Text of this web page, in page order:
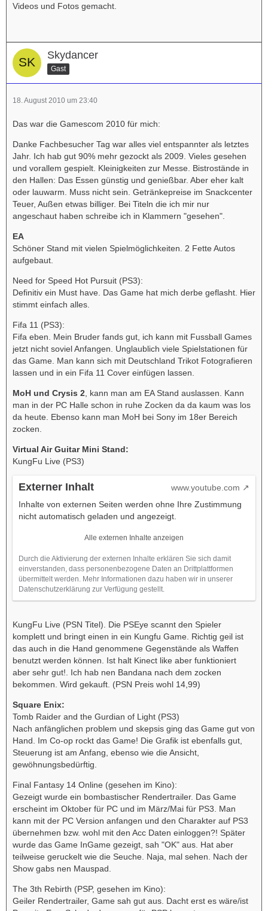
Videos und Fotos gemacht.
Skydancer
Gast
18. August 2010 um 23:40
Das war die Gamescom 2010 für mich:
Danke Fachbesucher Tag war alles viel entspannter als letztes
Jahr. Ich hab gut 90% mehr gezockt als 2009. Vieles gesehen
und vorallem gespielt. Kleinigkeiten zur Messe. Bistrostände in
den Hallen: Das Essen günstig und genießbar. Aber eher kalt
oder lauwarm. Muss nicht sein. Getränkepreise im Snackcenter
Teuer, Außen etwas billiger. Bei Titeln die ich mir nur
angeschaut haben schreibe ich in Klammern "gesehen".
EA
Schöner Stand mit vielen Spielmöglichkeiten. 2 Fette Autos
aufgebaut.
Need for Speed Hot Pursuit (PS3):
Definitiv ein Must have. Das Game hat mich derbe geflasht. Hier
stimmt einfach alles.
Fifa 11 (PS3):
Fifa eben. Mein Bruder fands gut, ich kann mit Fussball Games
jetzt nicht soviel Anfangen. Unglaublich viele Spielstationen für
das Game. Man kann sich mit Deutschland Trikot Fotografieren
lassen und in ein Fifa 11 Cover einfügen lassen.
MoH und Crysis 2 , kann man am EA Stand auslassen. Kann
man in der PC Halle schon in ruhe Zocken da da kaum was los
da heute. Ebenso kann man MoH bei Sony im 18er Bereich
zocken.
Virtual Air Guitar Mini Stand:
KungFu Live (PS3)
Externer Inhalt
www.youtube.com
Inhalte von externen Seiten werden ohne Ihre Zustimmung
nicht automatisch geladen und angezeigt.
Alle externen Inhalte anzeigen
Durch die Aktivierung der externen Inhalte erklären Sie sich damit
einverstanden, dass personenbezogene Daten an Drittplattformen
übermittelt werden. Mehr Informationen dazu haben wir in unserer
Datenschutzerklärung zur Verfügung gestellt.
KungFu Live (PSN Titel). Die PSEye scannt den Spieler
komplett und bringt einen in ein Kungfu Game. Richtig geil ist
das auch in die Hand genommene Gegenstände als Waffen
benutzt werden können. Ist halt Kinect like aber funktioniert
aber sehr gut!. Ich hab nen Bandana nach dem zocken
bekommen. Wird gekauft. (PSN Preis wohl 14,99)
Square Enix:
Tomb Raider and the Gurdian of Light (PS3)
Nach anfänglichen problem und skepsis ging das Game gut von
Hand. Im Co-op rockt das Game! Die Grafik ist ebenfalls gut,
Steuerung ist am Anfang, ebenso wie die Ansicht,
gewöhnungsbedürftig.
Final Fantasy 14 Online (gesehen im Kino):
Gezeigt wurde ein bombastischer Rendertrailer. Das Game
erscheint im Oktober für PC und im März/Mai für PS3. Man
kann mit der PC Version anfangen und den Charakter auf PS3
übernehmen bzw. wohl mit den Acc Daten einloggen?! Später
wurde das Game InGame gezeigt, sah "OK" aus. Hat aber
teilweise geruckelt wie die Seuche. Naja, mal sehen. Nach der
Show gabs nen Mauspad.
The 3th Rebirth (PSP, gesehen im Kino):
Geiler Rendertrailer, Game sah gut aus. Dacht erst es wäre/ist